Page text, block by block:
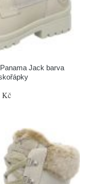
Jack barva
Kč